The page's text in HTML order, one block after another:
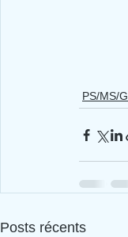
PS/MS/
Posts récents